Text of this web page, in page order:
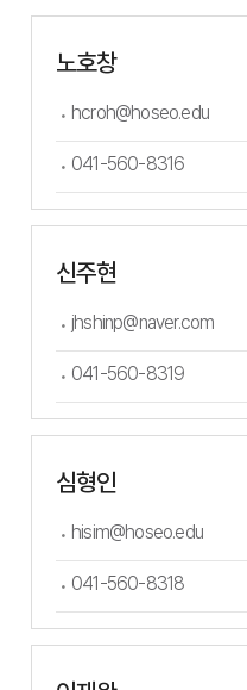
노호창
hcroh@hoseo.edu
041-560-8316
신주현
jhshinp@naver.com
041-560-8319
심형인
hisim@hoseo.edu
041-560-8318